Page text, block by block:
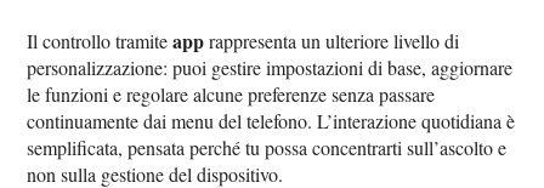
Il controllo tramiteapprappresenta un ulteriore livello di
personalizzazione: puoi gestire impostazioni di base, aggiornare
le funzioni e regolare alcune preferenze senza passare
continuamente dai menu del telefono. L’interazione quotidiana è
semplificata, pensata perché tu possa concentrarti sull’ascolto e
non sulla gestione del dispositivo.